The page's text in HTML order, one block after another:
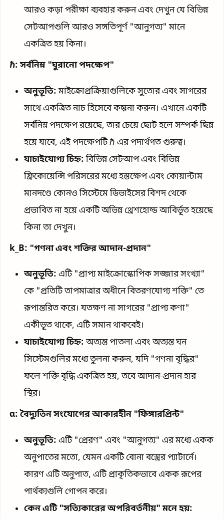
আরও কড়া পরীক্ষা ব্যবহার করুন এবং দেখুন যে বিভিন্ন
সেটআপগুলি আরও সঙ্গতিপূর্ণ "আনুগত্য" মানে
একত্রিত হয় কিনা।
ℏ: সর্বনিম্ন "ঘুরানো পদক্ষেপ"
অনুভূতি:মাইক্রোপ্রক্রিয়াগুলিকে সুতোর এবং সাগরের
সাথে একত্রিত নাচ হিসেবে কল্পনা করুন। এখানে একটি
সর্বনিম্ন পদক্ষেপ রয়েছে, তার চেয়ে ছোট হলে সম্পর্ক ছিন্ন
হয়ে যাবে, এই পদক্ষেপটি ℏ এর পদার্থগত গুরুত্ব।
যাচাইযোগ্য চিহ্ন:বিভিন্ন সেটআপ এবং বিভিন্ন
ফ্রিকোয়েন্সি পরিসরের মধ্যে হস্তক্ষেপ এবং কোয়ান্টাম
মানদণ্ডে কোনও সিস্টেমে ডিভাইসের বিশদ থেকে
প্রভাবিত না হয়ে একটি অভিন্ন থ্রেশহোল্ড আবির্ভূত হয়েছে
কিনা তা দেখুন।
k_B: "গণনা এবং শক্তির আদান-প্রদান"
অনুভূতি: এটি "প্রাপ্য মাইক্রোস্কোপিক সজ্জার সংখ্যা"
কে "প্রতিটি তাপমাত্রার অধীনে বিতরণযোগ্য শক্তি" তে
রূপান্তরিত করে। যতক্ষণ না সাগরের "প্রাপ্য কণা"
একীভূত থাকে, এটি সমান থাকবেই।
যাচাইযোগ্য চিহ্ন:অত্যন্ত পাতলা এবং অত্যন্ত ঘন
সিস্টেমগুলির মধ্যে তুলনা করুন, যদি "গণনা বৃদ্ধির"
ফলে শক্তি বৃদ্ধি একত্রিত হয়, তবে আদান-প্রদান হার
স্থির।
α: বৈদ্যুতিন সংযোগের আকারহীন "ফিঙ্গারপ্রিন্ট"
অনুভূতি: এটি "প্রেরণ" এবং "আনুগত্য" এর মধ্যে একক
অনুপাতের মতো, যেমন একটি বোনা বস্ত্রের প্যাটার্নে।
কারণ এটি অনুপাত, এটি প্রাকৃতিকভাবে একক রূপের
পার্থক্যগুলি গোপন করে।
কেন এটি "সত্যিকারের অপরিবর্তনীয়" মনে হয়: